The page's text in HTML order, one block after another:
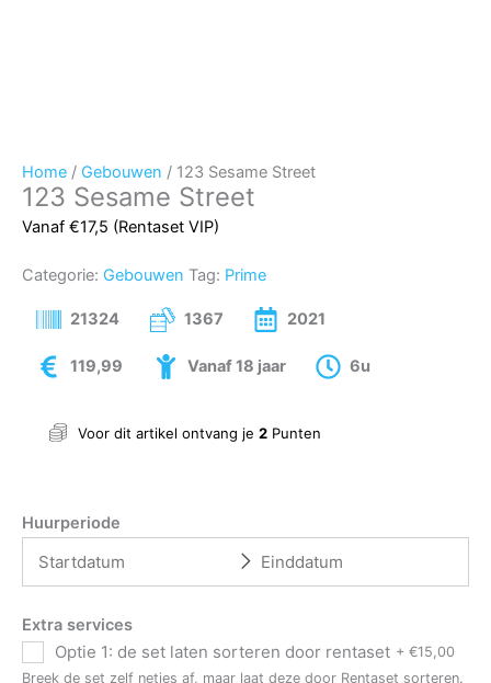
Home / Gebouwen / 123 Sesame Street
123 Sesame Street
Vanaf €17,5 (Rentaset VIP)
Categorie: Gebouwen Tag: Prime
21324 1367 2021
119,99 Vanaf 18 jaar 6u
Voor dit artikel ontvang je 2 Punten
Huurperiode
Extra services
Optie 1: de set laten sorteren door rentaset + €15,00
Breek de set zelf netjes af, maar laat deze door Rentaset sorteren.